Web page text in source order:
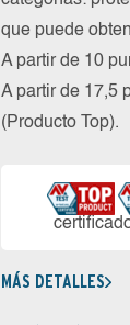
que puede
A partir de 10
A partir de 17,5
(Producto Top).
MÁS DETALLES